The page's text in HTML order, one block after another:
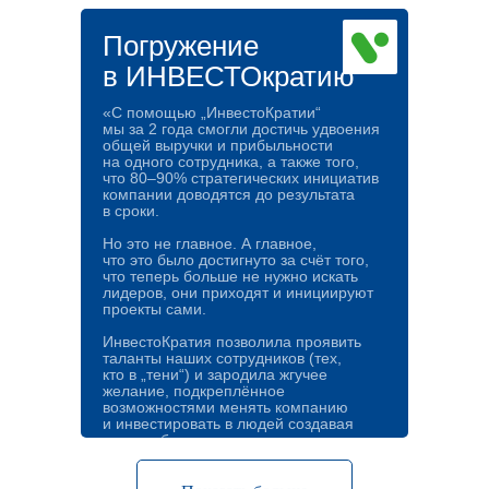
Хочу сюда!
коммуникаций
*Кофе-брейки в процессе
директор по корпоративной стратегии и
правовому обеспечению КОТЭС, лидер
проекта КОТЭСкратия
Наталия
Палкина
счастью Smart Consulting)
Личная эффективность в
Земскова Мастер перемен,
Smart Consulting)
11:00-11:30
Кофе-брейк, мини-
11:30-12:00
Самоорганизация глазами
история в опытах
12:00-12:20
Знакомство с текущей
СМАРТократии
12:20-13:00
Ответы на вопросы без
13:00-13:30
Основатель Smart Consulting, со-
основатель движения «Пружина»,
СРО, Эволюционный консультант,
исследователь новой реальности
Дмитрий Гоков
Погружение
в ИНВЕСТОкратию
«С помощью „ИнвестоКратии“
мы за 2 года смогли достичь удвоения
общей выручки и прибыльности
на одного сотрудника, а также того,
что 80–90% стратегических инициатив
компании доводятся до результата
в сроки.
Но это не главное. А главное,
что это было достигнуто за счёт того,
что теперь больше не нужно искать
лидеров, они приходят и инициируют
проекты сами.
ИнвестоКратия позволила проявить
таланты наших сотрудников (тех,
кто в „тени“) и зародила жгучее
желание, подкреплённое
возможностями менять компанию
и инвестировать в людей создавая
лучшее будущее»
Время Тема
Герои, с